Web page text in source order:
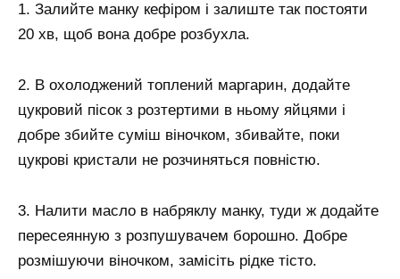
1. Залийте манку кефіром і залиште так постояти
20 хв, щоб вона добре розбухла.
2. В охолоджений топлений маргарин, додайте
цукровий пісок з розтертими в ньому яйцями і
добре збийте суміш віночком, збивайте, поки
цукрові кристали не розчиняться повністю.
3. Налити масло в набряклу манку, туди ж додайте
пересеянную з розпушувачем борошно. Добре
розмішуючи віночком, замісіть рідке тісто.